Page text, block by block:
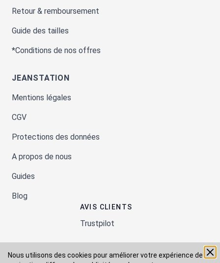
Nous utilisons des cookies pour améliorer votre expérience de
Retour & remboursement
Guide des tailles
*Conditions de nos offres
JEANSTATION
Mentions légales
CGV
Protections des données
A propos de nous
Guides
Blog
AVIS CLIENTS
Trustpilot